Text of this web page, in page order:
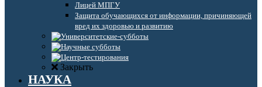
Лицей МПГУ
Защита обучающихся от информации, причиняющей
вред их здоровью и развитию
Закрыть
НАУКА